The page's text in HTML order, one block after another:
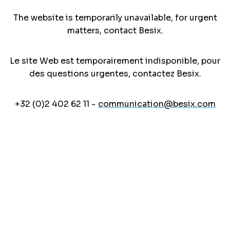
The website is temporarily unavailable, for urgent
matters, contact Besix.
Le site Web est temporairement indisponible, pour
des questions urgentes, contactez Besix.
+32 (0)2 402 62 11 - communication@besix.com